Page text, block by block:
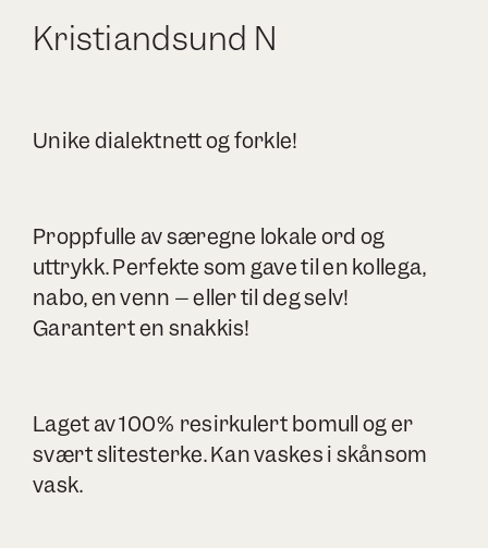
Kristiandsund N
Unike dialektnett og forkle!
Proppfulle av særegne lokale ord og
uttrykk. Perfekte som gave til en kollega,
nabo, en venn – eller til deg selv!
Garantert en snakkis!
Laget av 100% resirkulert bomull og er
svært slitesterke. Kan vaskes i skånsom
vask.